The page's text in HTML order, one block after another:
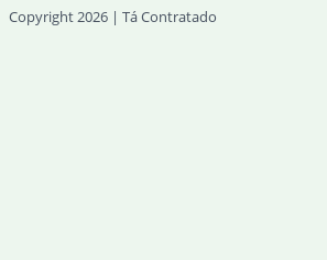
Copyright 2026 | Tá Contratado